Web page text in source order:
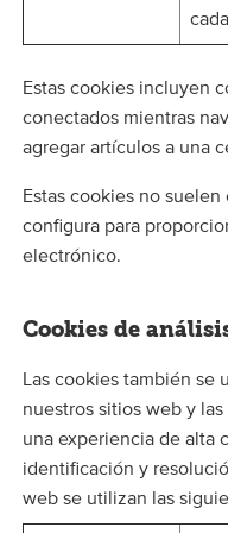
Estas cookies incluyen
conectados mientras
agregar artículos a una
Estas cookies no
configura para
electrónico.
Cookies de
Las cookies también
nuestros sitios web y
una experiencia de alta
identificación y
web se utilizan las